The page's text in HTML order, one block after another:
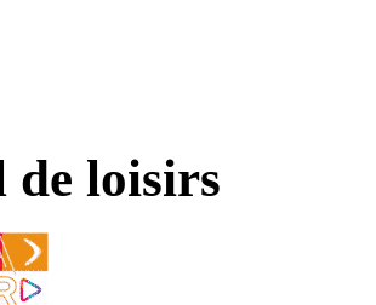
de loisirs